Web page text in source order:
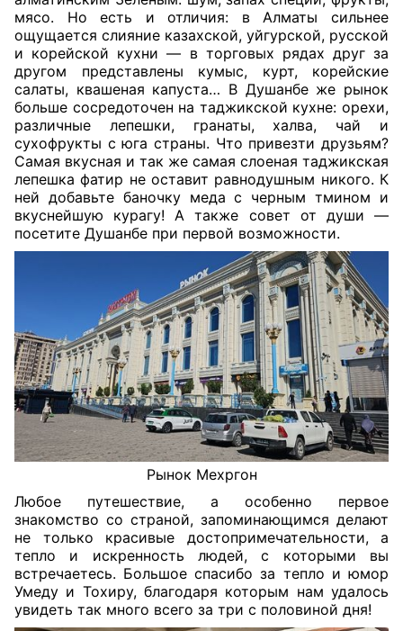
мясо. Но есть и отличия: в Алматы сильнее
ощущается слияние казахской, уйгурской, русской
и корейской кухни — в торговых рядах друг за
другом представлены кумыс, курт, корейские
салаты, квашеная капуста… В Душанбе же рынок
больше сосредоточен на таджикской кухне: орехи,
различные лепешки, гранаты, халва, чай и
сухофрукты с юга страны. Что привезти друзьям?
Самая вкусная и так же самая слоеная таджикская
лепешка фатир не оставит равнодушным никого. К
ней добавьте баночку меда с черным тмином и
вкуснейшую курагу! А также совет от души —
посетите Душанбе при первой возможности.
Рынок Мехргон
Любое путешествие, а особенно первое
знакомство со страной, запоминающимся делают
не только красивые достопримечательности, а
тепло и искренность людей, с которыми вы
встречаетесь. Большое спасибо за тепло и юмор
Умеду и Тохиру, благодаря которым нам удалось
увидеть так много всего за три с половиной дня!